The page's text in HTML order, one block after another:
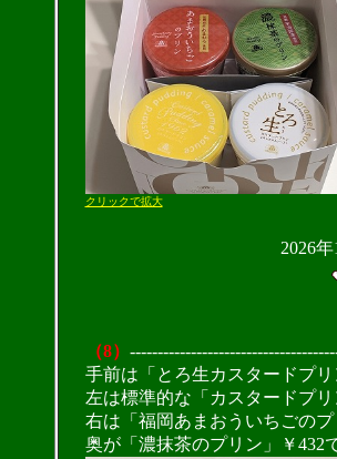
クリックで拡大
2026
（8）
手前は「とろ生カスタードプリ
左は標準的な「カスタードプリ
右は「福岡あまおういちごのプ
奥が「濃抹茶のプリン」￥432